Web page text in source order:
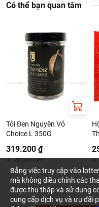
Có thể bạn quan tâm
Tỏi Đen Nguyên Vỏ
Choice L 350G
319.200 ₫
20Lượt xem
Bằng việc truy cập vào
mà không điều chỉnh các
được thu thập và sử dụng
cung cấp dịch vụ và ưu đãi